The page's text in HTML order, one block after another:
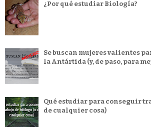
¿Por qué estudiar Biología?
Se buscan mujeres valientes
la Antártida (y, de paso, para
Qué estudiar para conseguir
de cualquier cosa)